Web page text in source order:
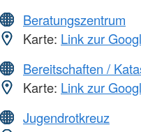
Beratungszentrum
Karte: Link zur
Bereitschaften /
Karte: Link zur
Jugendrotkreuz